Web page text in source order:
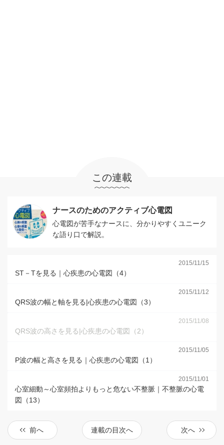
この連載
ナースのためのアクティブ心電図
心電図が苦手なナースに、分かりやすくユニーク
な語り口で解説。
2015/11/15
ST－Tを見る｜心疾患の心電図（4）
2015/11/12
QRS波の幅と軸を見る|心疾患の心電図（3）
2015/11/08
QRS波の高さを見る|心疾患の心電図（2）
2015/11/05
P波の幅と高さを見る｜心疾患の心電図（1）
2015/11/01
心室細動～心室頻拍よりもっと危ない不整脈｜不整脈の心電
図（13）
前へ 連載の目次へ 次へ